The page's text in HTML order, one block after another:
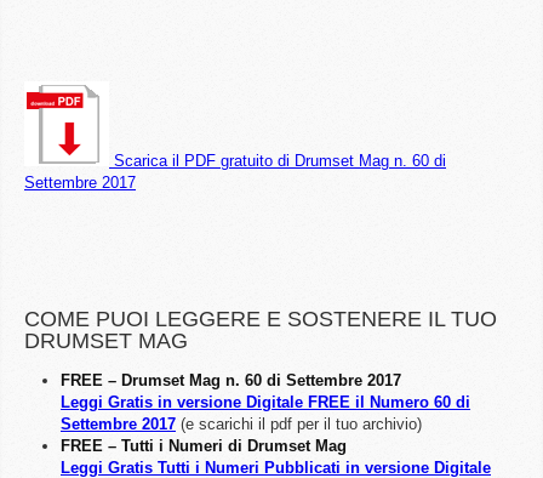
Scarica il PDF gratuito di Drumset Mag n. 60 di
Settembre 2017
COME PUOI LEGGERE E SOSTENERE IL TUO
DRUMSET MAG
FREE – Drumset Mag n. 60 di Settembre 2017
Leggi Gratis in versione Digitale FREE il Numero 60 di
Settembre 2017 (e scarichi il pdf per il tuo archivio)
FREE – Tutti i Numeri di Drumset Mag
Leggi Gratis Tutti i Numeri Pubblicati in versione Digitale